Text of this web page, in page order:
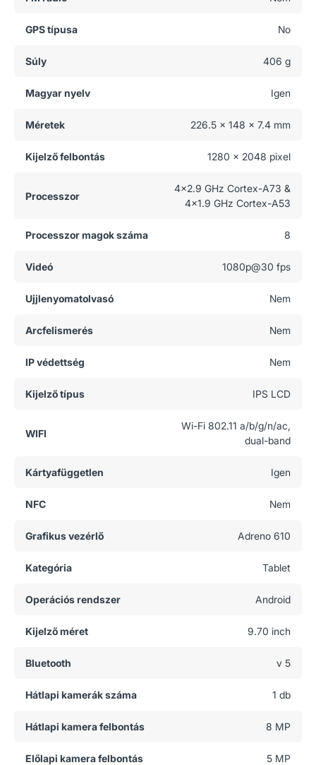
GPS típusa No
Súly 406 g
Magyar nyelv Igen
Méretek 226.5 x 148 x 7.4 mm
Kijelző felbontás 1280 x 2048 pixel
Processzor
4x2.9 GHz Cortex-A73 &
4x1.9 GHz Cortex-A53
Processzor magok száma 8
Videó 1080p@30 fps
Ujjlenyomatolvasó Nem
Arcfelismerés Nem
IP védettség Nem
Kijelző típus IPS LCD
WIFI
Wi-Fi 802.11 a/b/g/n/ac,
dual-band
Kártyafüggetlen Igen
NFC Nem
Grafikus vezérlő Adreno 610
Kategória Tablet
Operációs rendszer Android
Kijelző méret 9.70 inch
Bluetooth v 5
Hátlapi kamerák száma 1 db
Hátlapi kamera felbontás 8 MP
Előlapi kamera felbontás 5 MP